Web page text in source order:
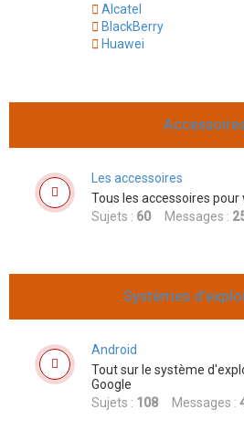
Alcatel
BlackBerry
Huawei
Les accessoires
Tous les accessoires pour
Sujets : 60 Messages :
Systèmes
Android
Tout sur le système
Google
Sujets : 108 Messages :